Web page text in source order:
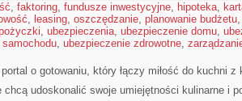
, faktoring, fundusze inwestycyjne, hipoteka,
, leasing, oszczędzanie, planowanie budżetu
, ubezpieczenia, ubezpieczenie domu,
, ubezpieczenie zdrowotne,
o gotowaniu, który łączy miłość do kuchni
chcą udoskonalić swoje umiejętności kulinarne i